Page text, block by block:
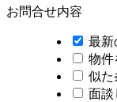
お問合せ内容
最新
物件
似た
面談